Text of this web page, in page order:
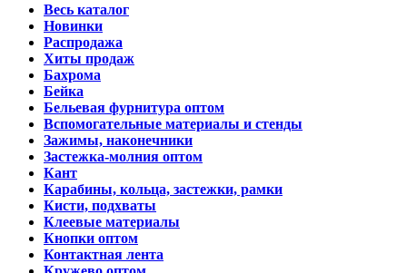
Весь каталог
Новинки
Распродажа
Хиты продаж
Бахрома
Бейка
Бельевая фурнитура оптом
Вспомогательные материалы и стенды
Зажимы, наконечники
Застежка-молния оптом
Кант
Карабины, кольца, застежки, рамки
Кисти, подхваты
Клеевые материалы
Кнопки оптом
Контактная лента